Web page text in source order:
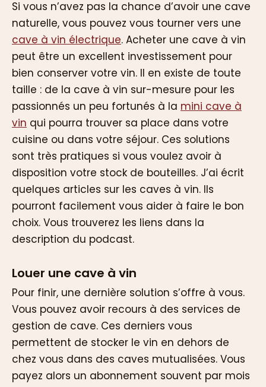
Si vous n’avez pas la chance d’avoir une cave
naturelle, vous pouvez vous tourner vers une
cave à vin électrique. Acheter une cave à vin
peut être un excellent investissement pour
bien conserver votre vin. Il en existe de toute
taille : de la cave à vin sur-mesure pour les
passionnés un peu fortunés à la mini cave à
vin qui pourra trouver sa place dans votre
cuisine ou dans votre séjour. Ces solutions
sont très pratiques si vous voulez avoir à
disposition votre stock de bouteilles. J’ai écrit
quelques articles sur les caves à vin. Ils
pourront facilement vous aider à faire le bon
choix. Vous trouverez les liens dans la
description du podcast.
Louer une cave à vin
Pour finir, une dernière solution s’offre à vous.
Vous pouvez avoir recours à des services de
gestion de cave. Ces derniers vous
permettent de stocker le vin en dehors de
chez vous dans des caves mutualisées. Vous
payez alors un abonnement souvent par mois